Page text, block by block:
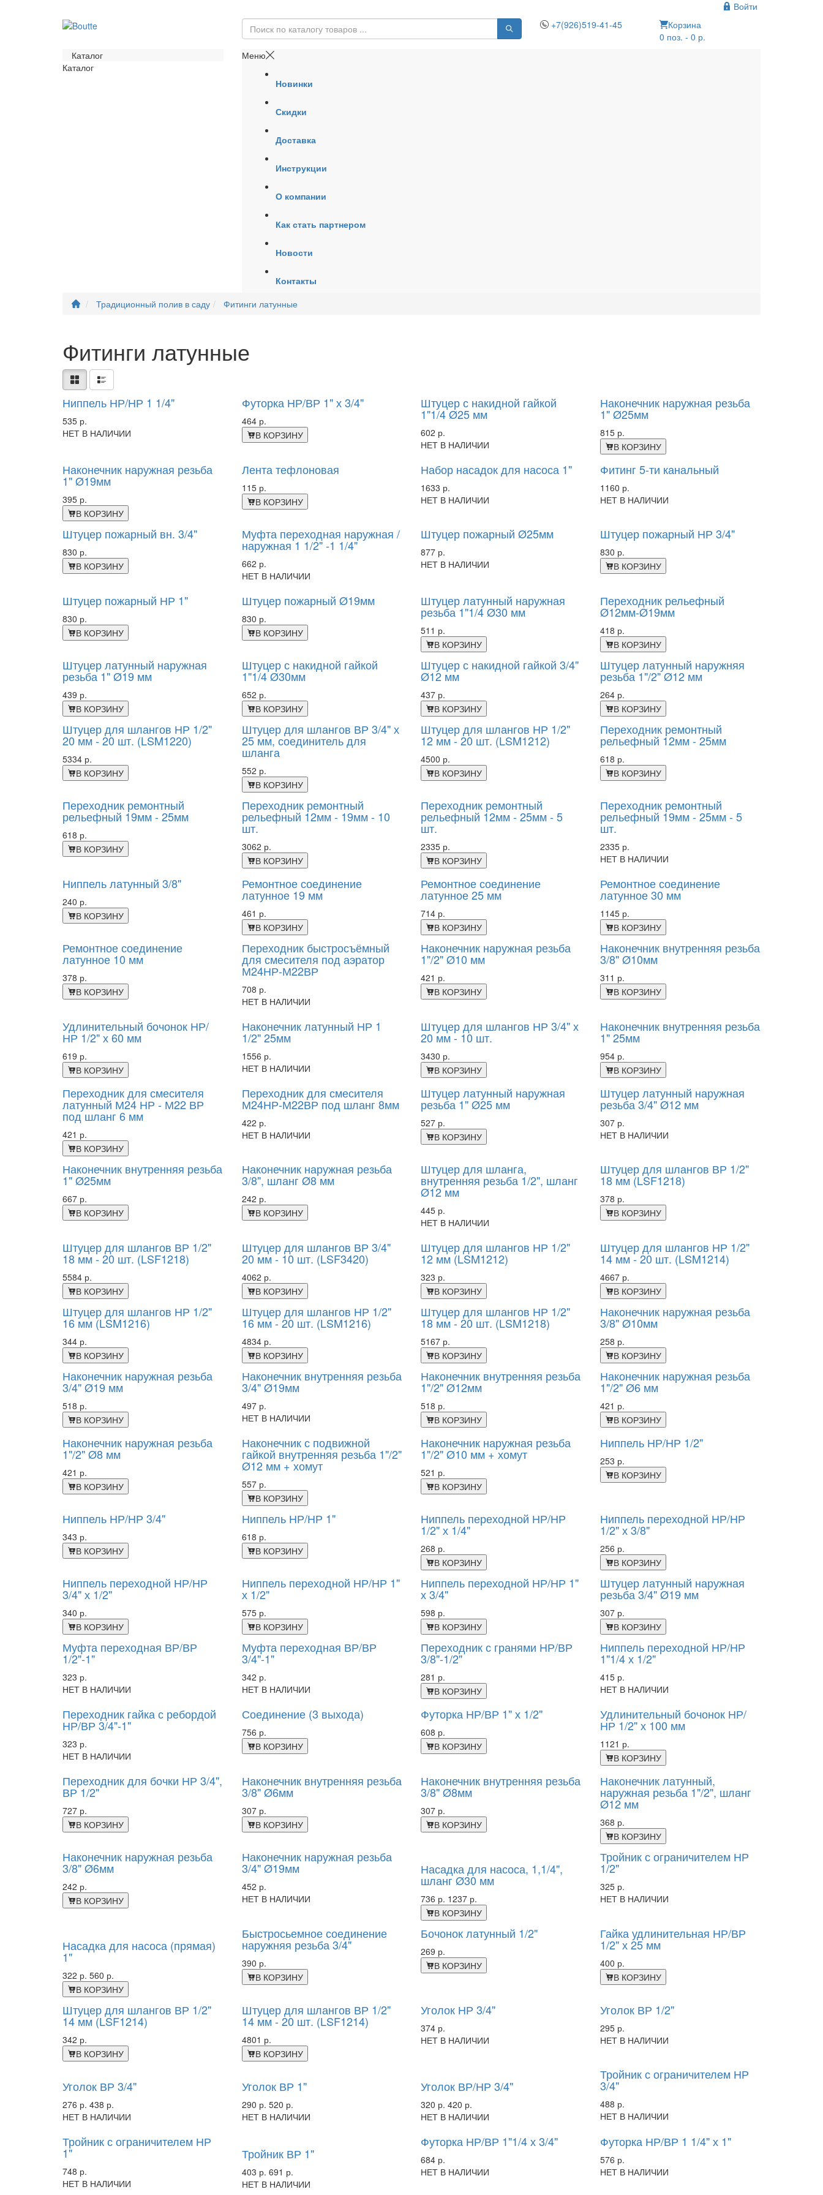
Войти
+7(926)519-41-45
Корзина
0 поз. - 0 р.
Каталог
Каталог
Меню
Новинки
Скидки
Доставка
Инструкции
О компании
Как стать партнером
Новости
Контакты
Традиционный полив в саду
Фитинги латунные
Фитинги латунные
Ниппель НР/НР 1 1/4"
535 р.
НЕТ В НАЛИЧИИ
Футорка НР/ВР 1" х 3/4"
464 р.
В КОРЗИНУ
Штуцер с накидной гайкой
1"1/4 Ø25 мм
602 р.
НЕТ В НАЛИЧИИ
Наконечник наружная резьба
1" Ø25мм
815 р.
В КОРЗИНУ
Наконечник наружная резьба
1" Ø19мм
395 р.
В КОРЗИНУ
Лента тефлоновая
115 р.
В КОРЗИНУ
Набор насадок для насоса 1"
1633 р.
НЕТ В НАЛИЧИИ
Фитинг 5-ти канальный
1160 р.
НЕТ В НАЛИЧИИ
Штуцер пожарный вн. 3/4"
830 р.
В КОРЗИНУ
Муфта переходная наружная /
наружная 1 1/2" -1 1/4"
662 р.
НЕТ В НАЛИЧИИ
Штуцер пожарный Ø25мм
877 р.
НЕТ В НАЛИЧИИ
Штуцер пожарный НР 3/4"
830 р.
В КОРЗИНУ
Штуцер пожарный НР 1"
830 р.
В КОРЗИНУ
Штуцер пожарный Ø19мм
830 р.
В КОРЗИНУ
Штуцер латунный наружная
резьба 1"1/4 Ø30 мм
511 р.
В КОРЗИНУ
Переходник рельефный
Ø12мм-Ø19мм
418 р.
В КОРЗИНУ
Штуцер латунный наружная
резьба 1" Ø19 мм
439 р.
В КОРЗИНУ
Штуцер с накидной гайкой
1"1/4 Ø30мм
652 р.
В КОРЗИНУ
Штуцер с накидной гайкой 3/4"
Ø12 мм
437 р.
В КОРЗИНУ
Штуцер латунный наружняя
резьба 1"/2" Ø12 мм
264 р.
В КОРЗИНУ
Штуцер для шлангов НР 1/2"
20 мм - 20 шт. (LSM1220)
5334 р.
В КОРЗИНУ
Штуцер для шлангов ВР 3/4" х
25 мм, соединитель для
шланга
552 р.
В КОРЗИНУ
Штуцер для шлангов НР 1/2"
12 мм - 20 шт. (LSM1212)
4500 р.
В КОРЗИНУ
Переходник ремонтный
рельефный 12мм - 25мм
618 р.
В КОРЗИНУ
Переходник ремонтный
рельефный 19мм - 25мм
618 р.
В КОРЗИНУ
Переходник ремонтный
рельефный 12мм - 19мм - 10
шт.
3062 р.
В КОРЗИНУ
Переходник ремонтный
рельефный 12мм - 25мм - 5
шт.
2335 р.
В КОРЗИНУ
Переходник ремонтный
рельефный 19мм - 25мм - 5
шт.
2335 р.
НЕТ В НАЛИЧИИ
Ниппель латунный 3/8"
240 р.
В КОРЗИНУ
Ремонтное соединение
латунное 19 мм
461 р.
В КОРЗИНУ
Ремонтное соединение
латунное 25 мм
714 р.
В КОРЗИНУ
Ремонтное соединение
латунное 30 мм
1145 р.
В КОРЗИНУ
Ремонтное соединение
латунное 10 мм
378 р.
В КОРЗИНУ
Переходник быстросъёмный
для смесителя под аэратор
М24НР-М22ВР
708 р.
НЕТ В НАЛИЧИИ
Наконечник наружная резьба
1"/2" Ø10 мм
421 р.
В КОРЗИНУ
Наконечник внутренняя резьба
3/8" Ø10мм
311 р.
В КОРЗИНУ
Удлинительный бочонок НР/
НР 1/2" х 60 мм
619 р.
В КОРЗИНУ
Наконечник латунный НР 1
1/2" 25мм
1556 р.
НЕТ В НАЛИЧИИ
Штуцер для шлангов НР 3/4" х
20 мм - 10 шт.
3430 р.
В КОРЗИНУ
Наконечник внутренняя резьба
1" 25мм
954 р.
В КОРЗИНУ
Переходник для смесителя
латунный М24 НР - М22 ВР
под шланг 6 мм
421 р.
В КОРЗИНУ
Переходник для смесителя
М24НР-М22ВР под шланг 8мм
422 р.
НЕТ В НАЛИЧИИ
Штуцер латунный наружная
резьба 1" Ø25 мм
527 р.
В КОРЗИНУ
Штуцер латунный наружная
резьба 3/4" Ø12 мм
307 р.
НЕТ В НАЛИЧИИ
Наконечник внутренняя резьба
1" Ø25мм
667 р.
В КОРЗИНУ
Наконечник наружная резьба
3/8", шланг Ø8 мм
242 р.
В КОРЗИНУ
Штуцер для шланга,
внутренняя резьба 1/2", шланг
Ø12 мм
445 р.
НЕТ В НАЛИЧИИ
Штуцер для шлангов ВР 1/2"
18 мм (LSF1218)
378 р.
В КОРЗИНУ
Штуцер для шлангов ВР 1/2"
18 мм - 20 шт. (LSF1218)
5584 р.
В КОРЗИНУ
Штуцер для шлангов ВР 3/4"
20 мм - 10 шт. (LSF3420)
4062 р.
В КОРЗИНУ
Штуцер для шлангов НР 1/2"
12 мм (LSM1212)
323 р.
В КОРЗИНУ
Штуцер для шлангов НР 1/2"
14 мм - 20 шт. (LSM1214)
4667 р.
В КОРЗИНУ
Штуцер для шлангов НР 1/2"
16 мм (LSM1216)
344 р.
В КОРЗИНУ
Штуцер для шлангов НР 1/2"
16 мм - 20 шт. (LSM1216)
4834 р.
В КОРЗИНУ
Штуцер для шлангов НР 1/2"
18 мм - 20 шт. (LSM1218)
5167 р.
В КОРЗИНУ
Наконечник наружная резьба
3/8" Ø10мм
258 р.
В КОРЗИНУ
Наконечник наружная резьба
3/4" Ø19 мм
518 р.
В КОРЗИНУ
Наконечник внутренняя резьба
3/4" Ø19мм
497 р.
НЕТ В НАЛИЧИИ
Наконечник внутренняя резьба
1"/2" Ø12мм
518 р.
В КОРЗИНУ
Наконечник наружная резьба
1"/2" Ø6 мм
421 р.
В КОРЗИНУ
Наконечник наружная резьба
1"/2" Ø8 мм
421 р.
В КОРЗИНУ
Наконечник с подвижной
гайкой внутренняя резьба 1"/2"
Ø12 мм + хомут
557 р.
В КОРЗИНУ
Наконечник наружная резьба
1"/2" Ø10 мм + хомут
521 р.
В КОРЗИНУ
Ниппель НР/НР 1/2"
253 р.
В КОРЗИНУ
Ниппель НР/НР 3/4"
343 р.
В КОРЗИНУ
Ниппель НР/НР 1"
618 р.
В КОРЗИНУ
Ниппель переходной НР/НР
1/2" х 1/4"
268 р.
В КОРЗИНУ
Ниппель переходной НР/НР
1/2" х 3/8"
256 р.
В КОРЗИНУ
Ниппель переходной НР/НР
3/4" х 1/2"
340 р.
В КОРЗИНУ
Ниппель переходной НР/НР 1"
х 1/2"
575 р.
В КОРЗИНУ
Ниппель переходной НР/НР 1"
х 3/4"
598 р.
В КОРЗИНУ
Штуцер латунный наружная
резьба 3/4" Ø19 мм
307 р.
В КОРЗИНУ
Муфта переходная ВР/ВР
1/2"-1"
323 р.
НЕТ В НАЛИЧИИ
Муфта переходная ВР/ВР
3/4"-1"
342 р.
НЕТ В НАЛИЧИИ
Переходник с гранями НР/ВР
3/8"-1/2"
281 р.
В КОРЗИНУ
Ниппель переходной НР/НР
1"1/4 х 1/2"
415 р.
НЕТ В НАЛИЧИИ
Переходник гайка с ребордой
НР/ВР 3/4"-1"
323 р.
НЕТ В НАЛИЧИИ
Соединение (3 выхода)
756 р.
В КОРЗИНУ
Футорка НР/ВР 1" х 1/2"
608 р.
В КОРЗИНУ
Удлинительный бочонок НР/
НР 1/2" х 100 мм
1121 р.
В КОРЗИНУ
Переходник для бочки НР 3/4",
ВР 1/2"
727 р.
В КОРЗИНУ
Наконечник внутренняя резьба
3/8" Ø6мм
307 р.
В КОРЗИНУ
Наконечник внутренняя резьба
3/8" Ø8мм
307 р.
В КОРЗИНУ
Наконечник латунный,
наружная резьба 1"/2", шланг
Ø12 мм
368 р.
В КОРЗИНУ
Наконечник наружная резьба
3/8" Ø6мм
242 р.
В КОРЗИНУ
Наконечник наружная резьба
3/4" Ø19мм
452 р.
НЕТ В НАЛИЧИИ
Насадка для насоса, 1,1/4",
шланг Ø30 мм
736 р. 1237 р.
В КОРЗИНУ
Тройник с ограничителем НР
1/2"
325 р.
НЕТ В НАЛИЧИИ
Насадка для насоса (прямая)
1"
322 р. 560 р.
В КОРЗИНУ
Быстросьемное соединение
наружняя резьба 3/4"
390 р.
В КОРЗИНУ
Бочонок латунный 1/2"
269 р.
В КОРЗИНУ
Гайка удлинительная НР/ВР
1/2" х 25 мм
400 р.
В КОРЗИНУ
Штуцер для шлангов ВР 1/2"
14 мм (LSF1214)
342 р.
В КОРЗИНУ
Штуцер для шлангов ВР 1/2"
14 мм - 20 шт. (LSF1214)
4801 р.
В КОРЗИНУ
Уголок НР 3/4"
374 р.
НЕТ В НАЛИЧИИ
Уголок ВР 1/2"
295 р.
НЕТ В НАЛИЧИИ
Уголок ВР 3/4"
276 р. 438 р.
НЕТ В НАЛИЧИИ
Уголок ВР 1"
290 р. 520 р.
НЕТ В НАЛИЧИИ
Уголок ВР/НР 3/4"
320 р. 420 р.
НЕТ В НАЛИЧИИ
Тройник с ограничителем НР
3/4"
488 р.
НЕТ В НАЛИЧИИ
Тройник с ограничителем НР
1"
748 р.
НЕТ В НАЛИЧИИ
Тройник ВР 1"
403 р. 691 р.
НЕТ В НАЛИЧИИ
Футорка НР/ВР 1"1/4 х 3/4"
684 р.
НЕТ В НАЛИЧИИ
Футорка НР/ВР 1 1/4" х 1"
576 р.
НЕТ В НАЛИЧИИ